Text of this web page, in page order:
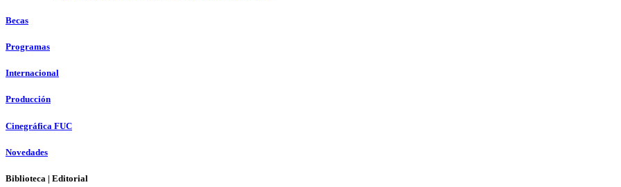
Becas
Programas
Internacional
Producción
Cinegráfica FUC
Novedades
Biblioteca | Editorial